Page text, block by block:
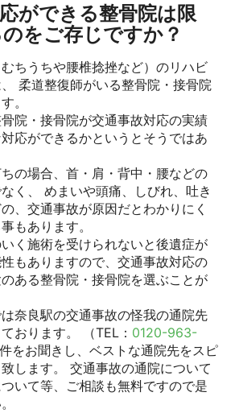
ができる整骨院は限
をご存じですか？
ちうちや腰椎捻挫など）のリハビ
柔道整復師がいる整骨院・接骨院
。
院・接骨院が交通事故対応の実績
応ができるかというとそうではあ
の場合、首・肩・背中・腰などの
く、 めまいや頭痛、しびれ、吐き
、交通事故が原因だとわかりにく
もあります。
く施術を受けられないと後遺症が
もありますので、交通事故対応の
ある整骨院・接骨院を選ぶことが
は奈良駅の交通事故の怪我の通院先
おります。 （TEL： 0120-963-
をお聞きし、ベストな通院先をスピ
します。 交通事故の通院について
いて等、ご相談も無料ですので是